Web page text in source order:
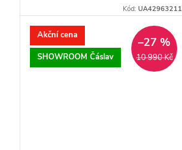
SHIMANO Revoshift, 6 rychlostí. V
Kód:UA42963211
Akční cena
SHOWROOM Čáslav
10 990 Kč
–27 %